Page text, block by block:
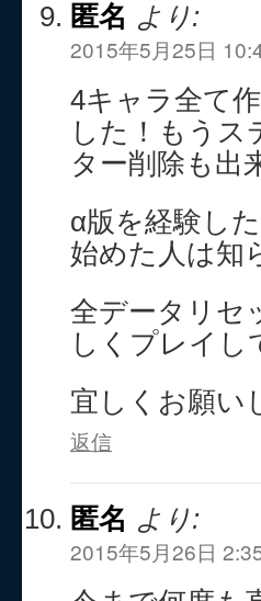
匿名 より:
2015年5月25日
4キャラ全て
した！もうス
ター削除も出
α版を経験し
始めた人は知
全データリセ
しくプレイし
宜しくお願い
返信
匿名 より:
2015年5月26日